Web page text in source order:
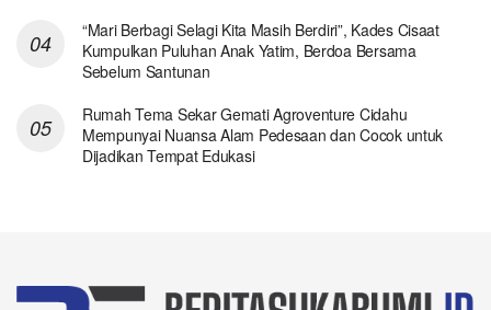
“Mari Berbagi Selagi Kita Masih Berdiri”, Kades Cisaat
Kumpulkan Puluhan Anak Yatim, Berdoa Bersama
Sebelum Santunan
Rumah Tema Sekar Gemati Agroventure Cidahu
Mempunyai Nuansa Alam Pedesaan dan Cocok untuk
Dijadikan Tempat Edukasi